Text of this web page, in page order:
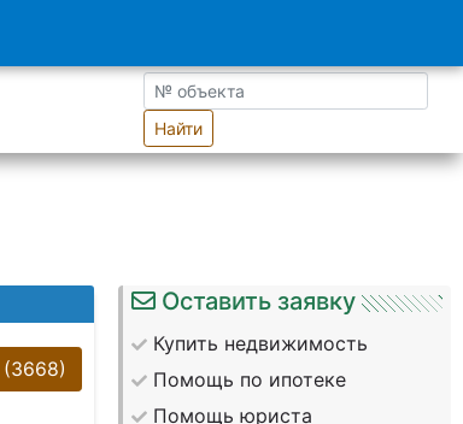
Найти
(3668)
Оставить заявку
Купить недвижимость
Помощь по ипотеке
Помощь юриста